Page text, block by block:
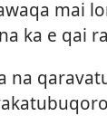
mai
ka e qai
na